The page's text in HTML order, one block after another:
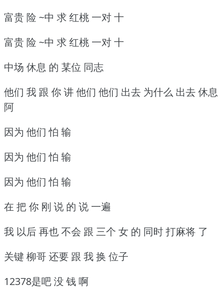
富贵 险 ~中 求 红桃 一对 十
富贵 险 ~中 求 红桃 一对 十
中场 休息 的 某位 同志
他们 我 跟 你 讲 他们 他们 出去 为什么 出去 休息
阿
因为 他们 怕 输
因为 他们 怕 输
因为 他们 怕 输
在 把 你 刚 说 的 说 一遍
我 以后 再也 不会 跟 三个 女 的 同时 打麻将 了
关键 柳哥 还要 跟 我 换 位子
12378是吧 没 钱 啊